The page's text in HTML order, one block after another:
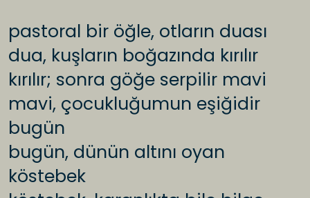
pastoral bir öğle, otların duası
dua, kuşların boğazında kırılır
kırılır; sonra göğe serpilir mavi
mavi, çocukluğumun eşiğidir
bugün
bugün, dünün altını oyan
köstebek